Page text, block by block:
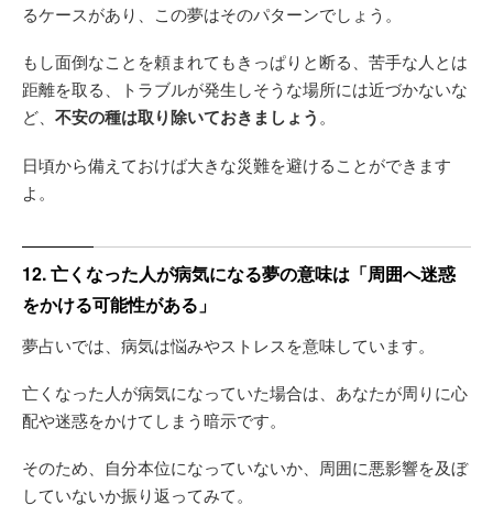
るケースがあり、この夢はそのパターンでしょう。
もし面倒なことを頼まれてもきっぱりと断る、苦手な人とは
距離を取る、トラブルが発生しそうな場所には近づかないな
ど、 不安の種は取り除いておきましょう 。
日頃から備えておけば大きな災難を避けることができます
よ。
12. 亡くなった人が病気になる夢の意味は「周囲へ迷惑
をかける可能性がある」
夢占いでは、病気は悩みやストレスを意味しています。
亡くなった人が病気になっていた場合は、あなたが周りに心
配や迷惑をかけてしまう暗示です。
そのため、自分本位になっていないか、周囲に悪影響を及ぼ
していないか振り返ってみて。